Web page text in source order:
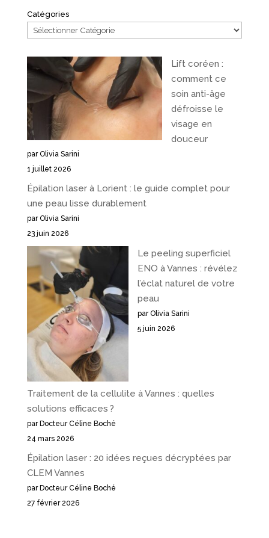
Catégories
Lift coréen :
comment ce
soin anti-âge
défroisse le
visage en
douceur
par Olivia Sarini
1 juillet 2026
Épilation laser à Lorient : le guide complet pour
une peau lisse durablement
par Olivia Sarini
23 juin 2026
Le peeling superficiel
ENO à Vannes : révélez
l’éclat naturel de votre
peau
par Olivia Sarini
5 juin 2026
Traitement de la cellulite à Vannes : quelles
solutions efficaces ?
par Docteur Céline Boché
24 mars 2026
Épilation laser : 20 idées reçues décryptées par
CLEM Vannes
par Docteur Céline Boché
27 février 2026